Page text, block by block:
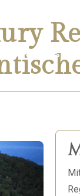
VILLEN